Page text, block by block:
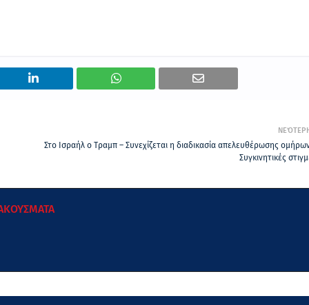
Στο Ισραήλ ο Τραμπ – Συνεχίζεται η διαδικασία απελευθέρωσης
Συγκινητικές